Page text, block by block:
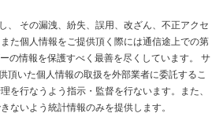
、 その漏洩、紛失、誤用、改ざん、不正アクセ
た個人情報をご提供頂く際には通信途上での第
の情報を保護すべく最善を尽くしています。 サ
頂いた個人情報の取扱を外部業者に委託するこ
を行なうよう指示・監督を行ないます。また、
ないよう統計情報のみを提供します。